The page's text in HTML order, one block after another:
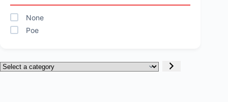
None
Poe
Select
a